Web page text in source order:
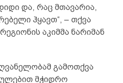
და, რაც მთავარია,
ჰყავთ“, – თქვა
აკიმმა ნარიმან
გამოთქვა
მჭიდრო